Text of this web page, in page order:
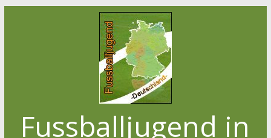
Fussballjugend in